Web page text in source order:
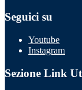
Seguici su
Youtube
Instagram
Sezione Link